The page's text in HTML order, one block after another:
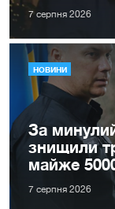
7 серпня 2026
НОВИНИ
За
знищили
майже
7 серпня 2026